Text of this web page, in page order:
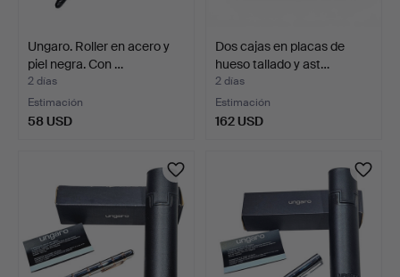
Ungaro. Roller en acero y
piel negra. Con …
2 días
Estimación
58 USD
Dos cajas en placas de
hueso tallado y ast…
2 días
Estimación
162 USD